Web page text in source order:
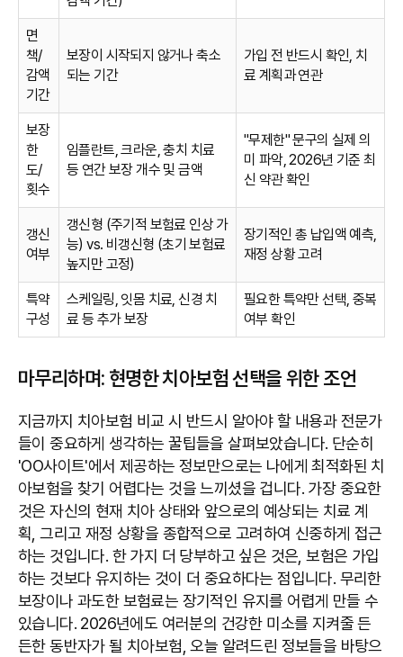
면
책/
감액
기간
보장이 시작되지 않거나 축소
되는 기간
가입 전 반드시 확인, 치
료 계획과 연관
보장
한
도/
횟수
임플란트, 크라운, 충치 치료
등 연간 보장 개수 및 금액
"무제한" 문구의 실제 의
미 파악, 2026년 기준 최
신 약관 확인
갱신
여부
갱신형 (주기적 보험료 인상 가
능) vs. 비갱신형 (초기 보험료
높지만 고정)
장기적인 총 납입액 예측,
재정 상황 고려
특약
구성
스케일링, 잇몸 치료, 신경 치
료 등 추가 보장
필요한 특약만 선택, 중복
여부 확인
마무리하며: 현명한 치아보험 선택을 위한 조언
지금까지 치아보험 비교 시 반드시 알아야 할 내용과 전문가
들이 중요하게 생각하는 꿀팁들을 살펴보았습니다. 단순히
'OO사이트'에서 제공하는 정보만으로는 나에게 최적화된 치
아보험을 찾기 어렵다는 것을 느끼셨을 겁니다. 가장 중요한
것은 자신의 현재 치아 상태와 앞으로의 예상되는 치료 계
획, 그리고 재정 상황을 종합적으로 고려하여 신중하게 접근
하는 것입니다. 한 가지 더 당부하고 싶은 것은, 보험은 가입
하는 것보다 유지하는 것이 더 중요하다는 점입니다. 무리한
보장이나 과도한 보험료는 장기적인 유지를 어렵게 만들 수
있습니다. 2026년에도 여러분의 건강한 미소를 지켜줄 든
든한 동반자가 될 치아보험, 오늘 알려드린 정보들을 바탕으